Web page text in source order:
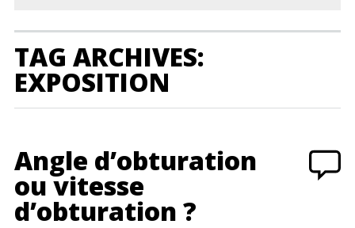
TAG ARCHIVES:
EXPOSITION
Angle d’obturation
ou vitesse
d’obturation ?